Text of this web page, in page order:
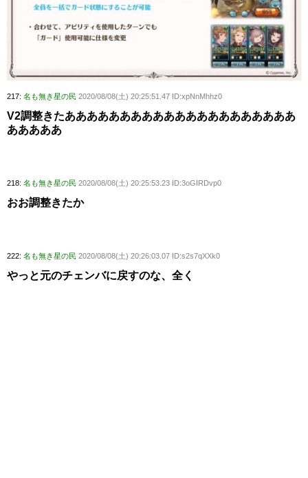
217: 名も無き星の民 2020/08/08(土) 20:25:51.47 ID:xpNnMhhz0
V2調整きたあああああああああああああああああああああ
あああああ
218: 名も無き星の民 2020/08/08(土) 20:25:53.23 ID:3oGIRDvp0
おお調整きたか
222: 名も無き星の民 2020/08/08(土) 20:26:03.07 ID:s2s7qXXk0
やっと元のチェンバに戻すのな、全く